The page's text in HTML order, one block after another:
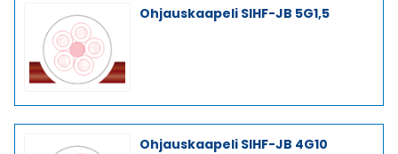
Ohjauskaapeli SIHF-JB 5G1,5
Ohjauskaapeli SIHF-JB 4G10